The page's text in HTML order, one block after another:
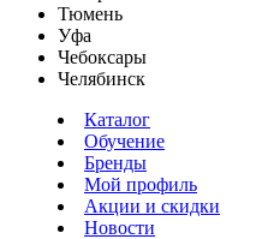
Тюмень
Уфа
Чебоксары
Челябинск
Каталог
Обучение
Бренды
Мой профиль
Акции и скидки
Новости